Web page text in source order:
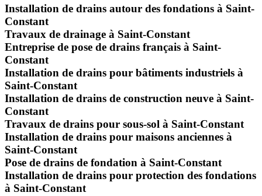
Installation de drains autour des fondations à Saint-
Constant
Travaux de drainage à Saint-Constant
Entreprise de pose de drains français à Saint-
Constant
Installation de drains pour bâtiments industriels à
Saint-Constant
Installation de drains de construction neuve à Saint-
Constant
Travaux de drains pour sous-sol à Saint-Constant
Installation de drains pour maisons anciennes à
Saint-Constant
Pose de drains de fondation à Saint-Constant
Installation de drains pour protection des fondations
à Saint-Constant